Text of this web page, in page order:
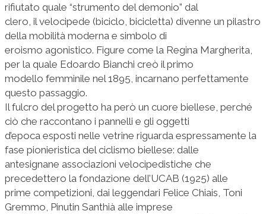
rifiutato quale “strumento del demonio” dal
clero, il velocipede (biciclo, bicicletta) divenne un pilastro
della mobilità moderna e simbolo di
eroismo agonistico. Figure come la Regina Margherita,
per la quale Edoardo Bianchi creò il primo
modello femminile nel 1895, incarnano perfettamente
questo passaggio.
Il fulcro del progetto ha però un cuore biellese, perché
ciò che raccontano i pannelli e gli oggetti
d’epoca esposti nelle vetrine riguarda espressamente la
fase pionieristica del ciclismo biellese: dalle
antesignane associazioni velocipedistiche che
precedettero la fondazione dell’UCAB (1925) alle
prime competizioni, dai leggendari Felice Chiais, Toni
Gremmo, Pinutin Santhià alle imprese